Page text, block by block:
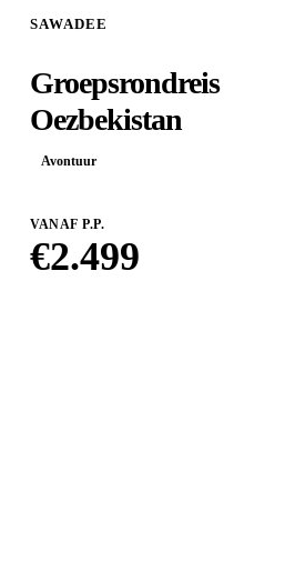
SAWADEE
Groepsrondreis
Oezbekistan
Avontuur
VANAF P.P.
€2.499